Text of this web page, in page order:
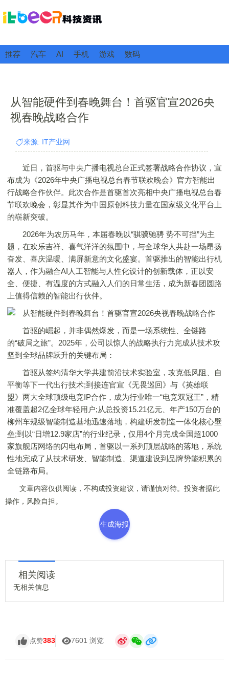
推荐 汽车 AI 手机 游戏 数码
从智能硬件到春晚舞台！首驱官宣2026央
视春晚战略合作
来源: IT产业网
近日，首驱与中央广播电视总台正式签署战略合作协议，宣
布成为《2026年中央广播电视总台春节联欢晚会》官方智能出
行战略合作伙伴。此次合作是首驱首次亮相中央广播电视总台春
节联欢晚会，彰显其作为中国原创科技力量在国家级文化平台上
的崭新突破。
2026年为农历马年，本届春晚以“骐骥驰骋 势不可挡”为主
题，在欢乐吉祥、喜气洋洋的氛围中，与全球华人共赴一场昂扬
奋发、喜庆温暖、满屏新意的文化盛宴。首驱推出的智能出行机
器人，作为融合AI人工智能与人性化设计的创新载体，正以安
全、便捷、有温度的方式融入人们的日常生活，成为新春团圆路
上值得信赖的智能出行伙伴。
首驱的崛起，并非偶然爆发，而是一场系统性、全链路
的“破局之旅”。2025年，公司以惊人的战略执行力完成从技术攻
坚到全球品牌跃升的关键布局：
首驱从签约清华大学共建前沿技术实验室，攻克低风阻、自
平衡等下一代出行技术;到接连官宣《无畏巡回》与《英雄联
盟》两大全球顶级电竞IP合作，成为行业唯一“电竞双冠王”，精
准覆盖超2亿全球年轻用户;从总投资15.21亿元、年产150万台的
柳州车规级智能制造基地迅速落地，构建研发制造一体化核心壁
垒;到以“日增12.9家店”的行业纪录，仅用4个月完成全国超1000
家旗舰店网络的闪电布局，首驱以一系列顶层战略的落地，系统
性地完成了从技术研发、智能制造、渠道建设到品牌势能积累的
全链路布局。
文章内容仅供阅读，不构成投资建议，请谨慎对待。投资者据此
操作，风险自担。
生成海报
相关阅读
无相关信息
点赞383 7601 浏览